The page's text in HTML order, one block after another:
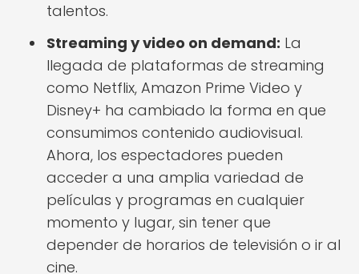
talentos.
Streaming y video on demand: La
llegada de plataformas de streaming
como Netflix, Amazon Prime Video y
Disney+ ha cambiado la forma en que
consumimos contenido audiovisual.
Ahora, los espectadores pueden
acceder a una amplia variedad de
películas y programas en cualquier
momento y lugar, sin tener que
depender de horarios de televisión o ir al
cine.